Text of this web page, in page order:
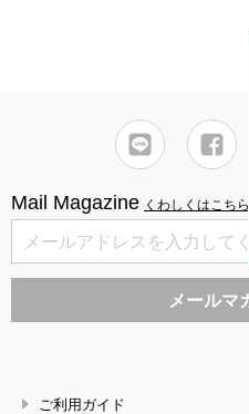
Mail Magazine くわしくはこちら
ご利用ガイド